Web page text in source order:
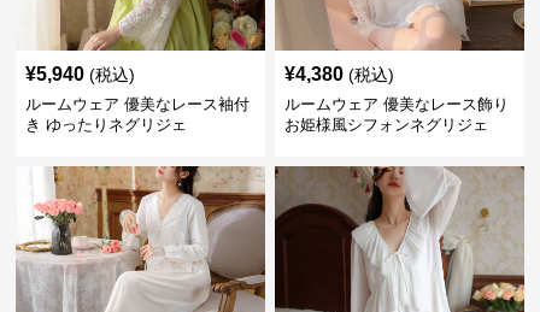
¥5,940 (税込)
ルームウェア 優美なレース袖付
き ゆったりネグリジェ
¥4,380 (税込)
ルームウェア 優美なレース飾り
お姫様風シフォンネグリジェ